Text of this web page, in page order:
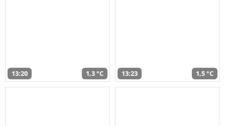
13:20 1,3 °C 13:23 1,5 °C